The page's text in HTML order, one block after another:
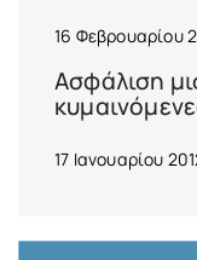
16 Φεβρουαρίου
Ασφάλιση
17 Ιανουαρίου